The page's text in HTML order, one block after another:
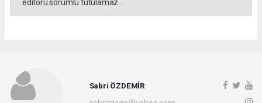
editörü sorumlu tutulamaz...
Sabri ÖZDEMİR